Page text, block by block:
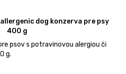
dog konzerva pre psy
400 g
psov s potravinovou alergiou či
g.